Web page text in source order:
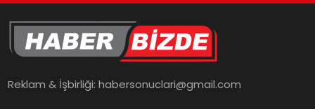
Reklam & İşbirliği:habersonuclari@gmail.com